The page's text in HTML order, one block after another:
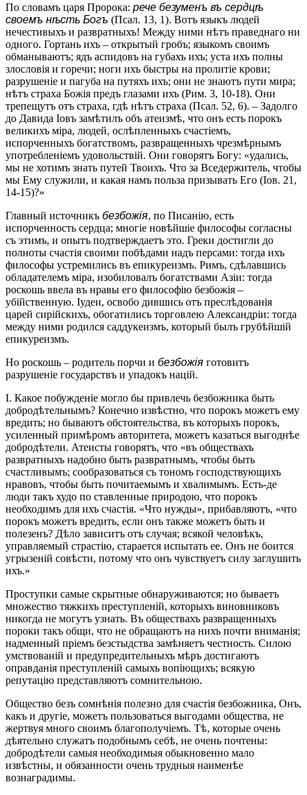
По словамъ царя Пророка: рече безуменъ въ сердцѣ
своемъ нѣсть Богъ (Псал. 13, 1). Вотъ языкъ людей
нечестивыхъ и развратныхъ! Между ними нѣтъ праведнаго ни
одного. Гортань ихъ – открытый гробъ; языкомъ своимъ
обманываютъ; ядъ аспидовъ на губахъ ихъ; уста ихъ полны
злословія и горечи; ноги ихъ быстры на пролитіе крови;
разрушеніе и пагуба на путяхъ ихъ; они не знаютъ пути мира;
нѣтъ страха Божія предъ глазами ихъ (Рим. 3, 10-18). Они
трепещутъ отъ страха, гдѣ нѣтъ страха (Псал. 52, 6). – Задолго
до Давида Іовъ замѣтилъ объ атеизмѣ, что онъ есть порокъ
великихъ міра, людей, ослѣпленныхъ счастіемъ,
испорченныхъ богатствомъ, развращенныхъ чрезмѣрнымъ
употребленіемъ удовольствій. Они говорятъ Богу: «удались,
мы не хотимъ знать путей Твоихъ. Что за Вседержитель, чтобы
мы Ему служили, и какая намъ польза призывать Его (Іов. 21,
14-15)?»
Главный источникъ безбожія, по Писанію, есть
испорченность сердца; многіе новѣйшіе философы согласны
съ этимъ, и опытъ подтверждаетъ это. Греки достигли до
полноты счастія своими побѣдами надъ персами: тогда ихъ
философы устремились въ епикуреизмъ. Римъ, сдѣлавшись
обладателемъ міра, изобиловалъ богатствами Азіи: тогда
роскошь ввела въ нравы его философію безбожія –
убійственную. Іудеи, освобо дившись отъ преслѣдованія
царей сирійскихъ, обогатились торговлею Александріи: тогда
между ними родился саддукеизмъ, который былъ грубѣйшій
епикуреизмъ.
Но роскошь – родитель порчи и безбожія готовитъ
разрушеніе государствъ и упадокъ націй.
I. Какое побужденіе могло бы привлечь безбожника быть
добродѣтельнымъ? Конечно извѣстно, что порокъ можетъ ему
вредить; но бываютъ обстоятельства, въ которыхъ порокъ,
усиленный примѣромъ авторитета, можетъ казаться выгоднѣе
добродѣтели. Атеисты говорятъ, что «въ обществахъ
развратныхъ надобно быть развратнымъ, чтобы быть
счастливымъ; сообразоваться съ тономъ господствующихъ
нравовъ, чтобы быть почитаемымъ и хвалимымъ. Есть-де
люди такъ худо по ставленные природою, что порокъ
необходимъ для ихъ счастія. «Что нужды», прибавляютъ, «что
порокъ можетъ вредить, если онъ также можетъ быть и
полезенъ? Дѣло зависитъ отъ случая; всякой человѣкъ,
управляемый страстію, старается испытать ее. Онъ не боится
угрызеній совѣсти, потому что онъ чувствуетъ силу заглушить
ихъ.»
Проступки самые скрытные обнаруживаются; но бываетъ
множество тяжкихъ преступленій, которыхъ виновниковъ
никогда не могутъ узнать. Въ обществахъ развращенныхъ
пороки такъ общи, что не обращаютъ на нихъ почти вниманія;
надменный пріемъ безстыдства замѣняетъ честность. Силою
умствованій и предупредительныхъ мѣръ достигаютъ
оправданія преступленій самыхъ вопіющихъ; всякую
репутацію представляютъ сомнительною.
Общество безъ сомнѣнія полезно для счастія безбожника, Онъ,
какъ и другіе, можетъ пользоваться выгодами общества, не
жертвуя много своимъ благополучіемъ. Тѣ, которые очень
дѣятельно служатъ подобнымъ себѣ, не очень почтены:
добродѣтели самыя необходимыя обыкновенно мало
извѣстны, и обязанности очень трудныя наименѣе
вознаградимы.